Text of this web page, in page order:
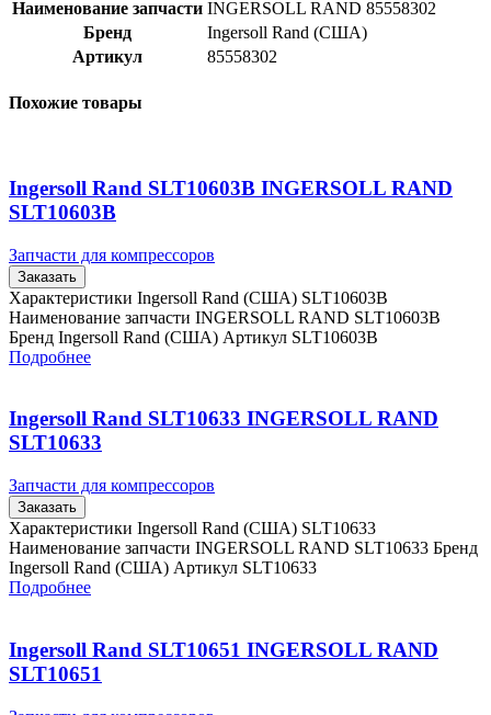
Наименование запчасти INGERSOLL RAND 85558302
Бренд
Ingersoll Rand (США)
Артикул
85558302
Похожие товары
Ingersoll Rand SLT10603B INGERSOLL RAND
SLT10603B
Запчасти для компрессоров
Заказать
Характеристики Ingersoll Rand (США) SLT10603B
Наименование запчасти INGERSOLL RAND SLT10603B
Бренд Ingersoll Rand (США) Артикул SLT10603B
Подробнее
Ingersoll Rand SLT10633 INGERSOLL RAND
SLT10633
Запчасти для компрессоров
Заказать
Характеристики Ingersoll Rand (США) SLT10633
Наименование запчасти INGERSOLL RAND SLT10633 Бренд
Ingersoll Rand (США) Артикул SLT10633
Подробнее
Ingersoll Rand SLT10651 INGERSOLL RAND
SLT10651